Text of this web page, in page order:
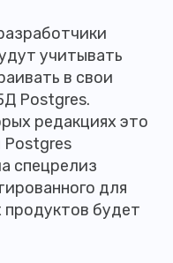
учитывать
в свои
Postgres.
редакциях это
Postgres
спецрелиз
для
продуктов будет